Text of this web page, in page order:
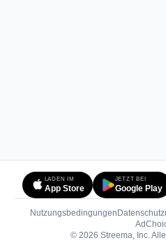
LADEN IM
App Store
JETZT BEI
Google Play
Nutzungsbedingungen
© 2026 Streema, Inc.